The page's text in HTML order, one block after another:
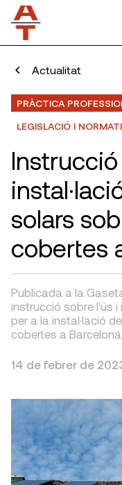
Actualitat
PRÀCTICA
LEGISLACIÓ I
solars
cobertes
Publicada a la
instrucció sobre l'ús
per a la instal·lació
cobertes a Barcelona
14 de febrer de